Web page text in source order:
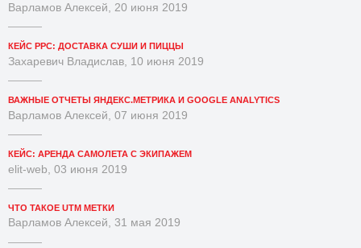
Варламов Алексей, 20 июня 2019
КЕЙС PPC: ДОСТАВКА СУШИ И ПИЦЦЫ
Захаревич Владислав, 10 июня 2019
ВАЖНЫЕ ОТЧЕТЫ ЯНДЕКС.МЕТРИКА И GOOGLE ANALYTICS
Варламов Алексей, 07 июня 2019
КЕЙС: АРЕНДА САМОЛЕТА С ЭКИПАЖЕМ
elit-web, 03 июня 2019
ЧТО ТАКОЕ UTM МЕТКИ
Варламов Алексей, 31 мая 2019